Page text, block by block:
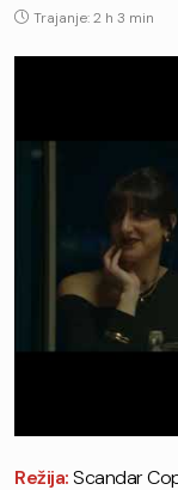
Trajanje: 2 h 3 min
Režija:Scandar